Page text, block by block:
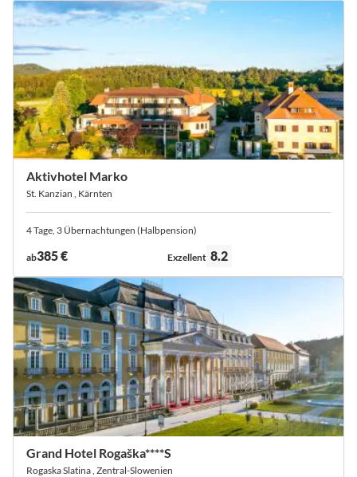
Aktivhotel Marko
St. Kanzian , Kärnten
4 Tage, 3 Übernachtungen (Halbpension)
ab385 € Bewertung:
Exzellent 8.2
Grand Hotel Rogaška****S
Rogaska Slatina , Zentral-Slowenien